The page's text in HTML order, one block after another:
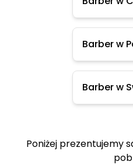
Barber w
Barber w
Poniżej prezentujemy